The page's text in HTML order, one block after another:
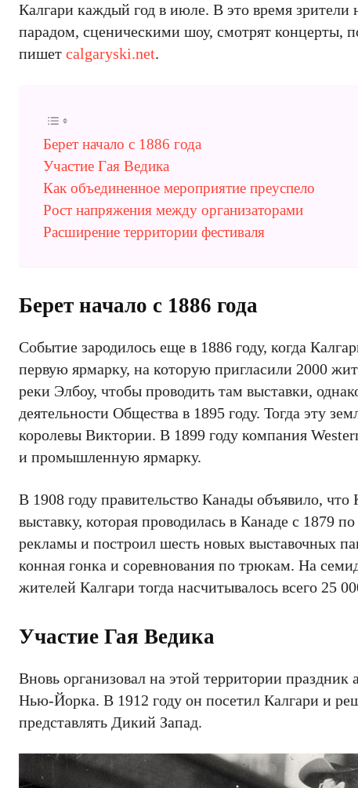
Калгари каждый год в июле. В это время
парадом, сценическими шоу, смотрят концерты,
пишет calgaryski.net.
Берет начало с 1886 года
Участие Гая Ведика
Как объединенное мероприятие преуспело
Рост напряжения между организаторами
Расширение территории фестиваля
Берет начало с 1886 года
Событие зародилось еще в 1886 году, когда
первую ярмарку, на которую пригласили 2000
реки Элбоу, чтобы проводить там выставки,
деятельности Общества в 1895 году. Тогда эту
королевы Виктории. В 1899 году компания
и промышленную ярмарку.
В 1908 году правительство Канады объявило,
выставку, которая проводилась в Канаде с 1879
рекламы и построил шесть новых выставочных
конная гонка и соревнования по трюкам. На
жителей Калгари тогда насчитывалось всего 25
Участие Гая Ведика
Вновь организовал на этой территории
Нью-Йорка. В 1912 году он посетил Калгари и
представлять Дикий Запад.